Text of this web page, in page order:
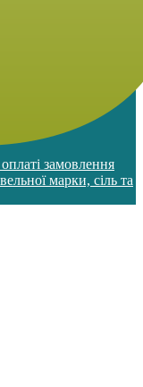
замовлення
марки, сіль та